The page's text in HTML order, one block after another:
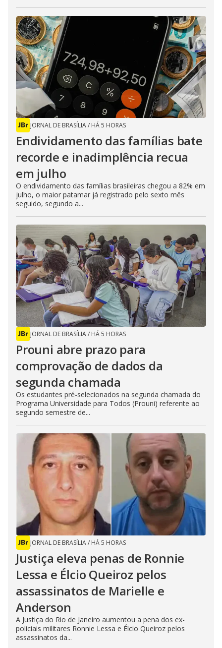
JORNAL DE BRASÍLIA/ HÁ 5 HORAS
Endividamento das famílias bate
recorde e inadimplência recua
em julho
O endividamento das famílias brasileiras chegou a 82% em
julho, o maior patamar já registrado pelo sexto mês
seguido, segundo a...
JORNAL DE BRASÍLIA/ HÁ 5 HORAS
Prouni abre prazo para
comprovação de dados da
segunda chamada
Os estudantes pré-selecionados na segunda chamada do
Programa Universidade para Todos (Prouni) referente ao
segundo semestre de...
JORNAL DE BRASÍLIA/ HÁ 5 HORAS
Justiça eleva penas de Ronnie
Lessa e Élcio Queiroz pelos
assassinatos de Marielle e
Anderson
A Justiça do Rio de Janeiro aumentou a pena dos ex-
policiais militares Ronnie Lessa e Élcio Queiroz pelos
assassinatos da...